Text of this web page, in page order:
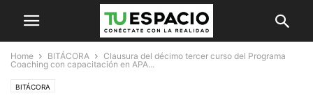
Home BITÁCORA
Clausura del décimo tercer curso del Programa
Coaching con capacitación en APA...
BITÁCORA